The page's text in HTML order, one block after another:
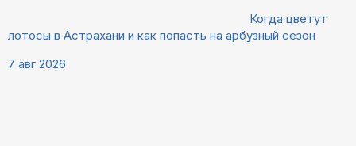
Когда цветут
лотосы в Астрахани и как попасть на арбузный сезон
7 авг 2026